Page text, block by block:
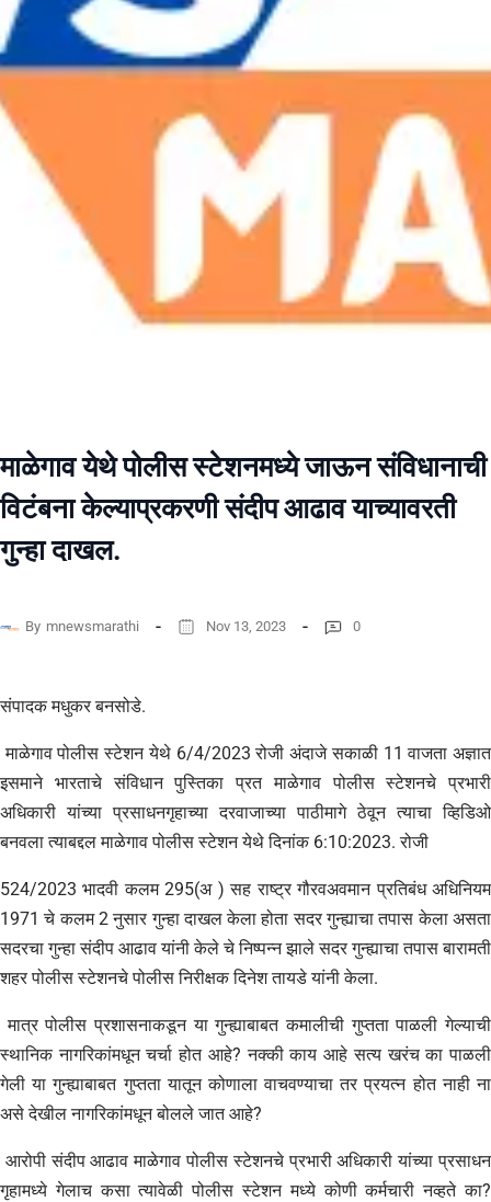
माळेगाव येथे पोलीस स्टेशनमध्ये जाऊन संविधानाची
विटंबना केल्याप्रकरणी संदीप आढाव याच्यावरती
गुन्हा दाखल.
By mnewsmarathi Nov 13, 2023 0
संपादक मधुकर बनसोडे.
माळेगाव पोलीस स्टेशन येथे 6/4/2023 रोजी अंदाजे सकाळी 11 वाजता अज्ञात
इसमाने भारताचे संविधान पुस्तिका प्रत माळेगाव पोलीस स्टेशनचे प्रभारी
अधिकारी यांच्या प्रसाधनगृहाच्या दरवाजाच्या पाठीमागे ठेवून त्याचा व्हिडिओ
बनवला त्याबद्दल माळेगाव पोलीस स्टेशन येथे दिनांक 6:10:2023. रोजी
524/2023 भादवी कलम 295(अ ) सह राष्ट्र गौरवअवमान प्रतिबंध अधिनियम
1971 चे कलम 2 नुसार गुन्हा दाखल केला होता सदर गुन्ह्याचा तपास केला असता
सदरचा गुन्हा संदीप आढाव यांनी केले चे निष्पन्न झाले सदर गुन्ह्याचा तपास बारामती
शहर पोलीस स्टेशनचे पोलीस निरीक्षक दिनेश तायडे यांनी केला.
मात्र पोलीस प्रशासनाकडून या गुन्ह्याबाबत कमालीची गुप्तता पाळली गेल्याची
स्थानिक नागरिकांमधून चर्चा होत आहे? नक्की काय आहे सत्य खरंच का पाळली
गेली या गुन्ह्याबाबत गुप्तता यातून कोणाला वाचवण्याचा तर प्रयत्न होत नाही ना
असे देखील नागरिकांमधून बोलले जात आहे?
आरोपी संदीप आढाव माळेगाव पोलीस स्टेशनचे प्रभारी अधिकारी यांच्या प्रसाधन
गृहामध्ये गेलाच कसा त्यावेळी पोलीस स्टेशन मध्ये कोणी कर्मचारी नव्हते का?